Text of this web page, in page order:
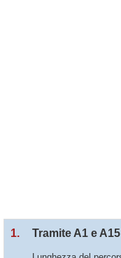
1. Tramite A1 e